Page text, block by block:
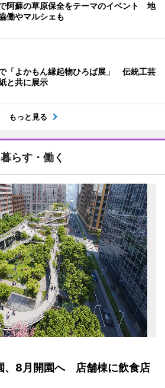
阿蘇の草原保全をテーマのイベント 地
働やマルシェも
「よかもん縁起物ひろば展」 伝統工芸
と共に展示
もっと見る
暮らす・働く
、8月開園へ 店舗棟に飲食店